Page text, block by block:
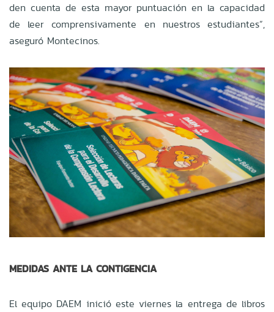
den cuenta de esta mayor puntuación en la capacidad
de leer comprensivamente en nuestros estudiantes”,
aseguró Montecinos.
MEDIDAS ANTE LA CONTIGENCIA
El equipo DAEM inició este viernes la entrega de libros